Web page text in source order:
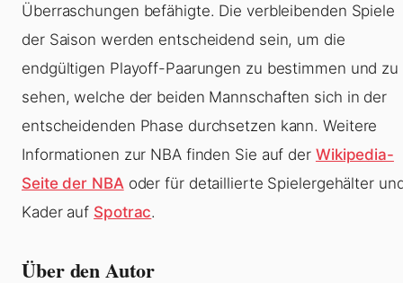
Überraschungen befähigte. Die verbleibenden Spiele
der Saison werden entscheidend sein, um die
endgültigen Playoff-Paarungen zu bestimmen und zu
sehen, welche der beiden Mannschaften sich in der
entscheidenden Phase durchsetzen kann. Weitere
Informationen zur NBA finden Sie auf der Wikipedia-
Seite der NBA oder für detaillierte Spielergehälter
Kader auf Spotrac.
Über den Autor